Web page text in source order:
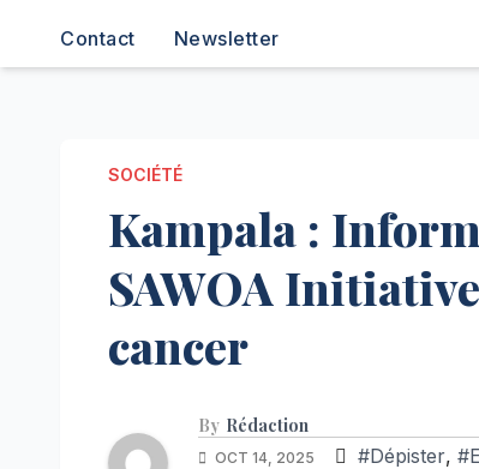
Contact Newsletter
SOCIÉTÉ
Kampala :
SAWOA
cancer
By Rédaction
OCT 14, 2025 #Dépister,